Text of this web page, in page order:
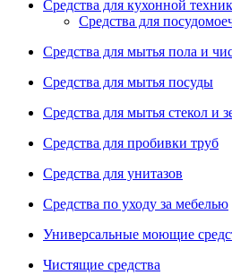
Средства для кухонной
Средства для
Средства для мытья пола и
Средства для мытья посуды
Средства для мытья стекол и
Средства для пробивки труб
Средства для унитазов
Средства по уходу за мебелью
Универсальные моющие
Чистящие средства